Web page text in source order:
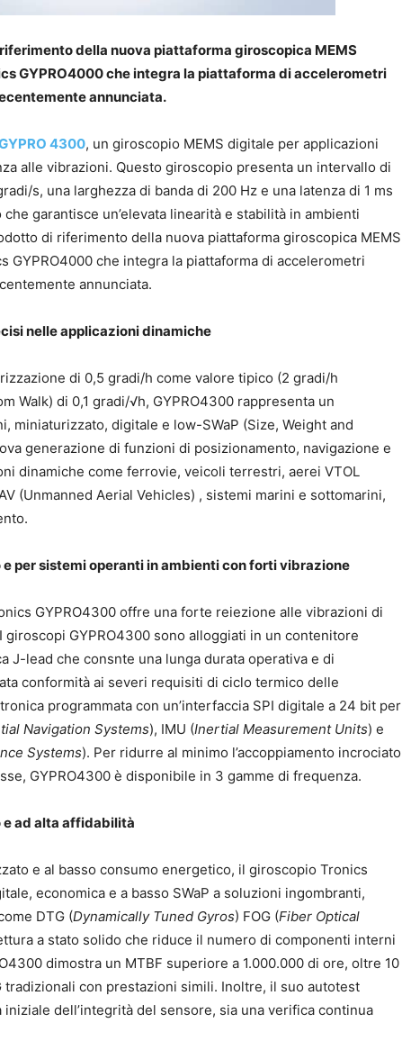
della nuova piattaforma giroscopica MEMS
GYPRO4000 che integra la piattaforma di accelerometri
annunciata.
4300, un giroscopio MEMS digitale per applicazioni
alle vibrazioni. Questo giroscopio presenta un intervallo di
s, una larghezza di banda di 200 Hz e una latenza di 1 ms
garantisce un’elevata linearità e stabilità in ambienti
di riferimento della nuova piattaforma giroscopica MEMS
GYPRO4000 che integra la piattaforma di accelerometri
annunciata.
nelle applicazioni dinamiche
di 0,5 gradi/h come valore tipico (2 gradi/h
Walk) di 0,1 gradi/√h, GYPRO4300 rappresenta un
miniaturizzato, digitale e low-SWaP (Size, Weight and
generazione di funzioni di posizionamento, navigazione e
dinamiche come ferrovie, veicoli terrestri, aerei VTOL
(Unmanned Aerial Vehicles) , sistemi marini e sottomarini,
per sistemi operanti in ambienti con forti vibrazione
GYPRO4300 offre una forte reiezione alle vibrazioni di
GYPRO4300 sono alloggiati in un contenitore
J-lead che consnte una lunga durata operativa e di
conformità ai severi requisiti di ciclo termico delle
programmata con un’interfaccia SPI digitale a 24 bit per
Navigation Systems), IMU (Inertial Measurement Units) e
Systems). Per ridurre al minimo l’accoppiamento incrociato
GYPRO4300 è disponibile in 3 gamme di frequenza.
e ad alta affidabilità
e al basso consumo energetico, il giroscopio Tronics
economica e a basso SWaP a soluzioni ingombranti,
DTG (Dynamically Tuned Gyros) FOG (Fiber Optical
a stato solido che riduce il numero di componenti interni
dimostra un MTBF superiore a 1.000.000 di ore, oltre 10
tradizionali con prestazioni simili. Inoltre, il suo autotest
dell’integrità del sensore, sia una verifica continua